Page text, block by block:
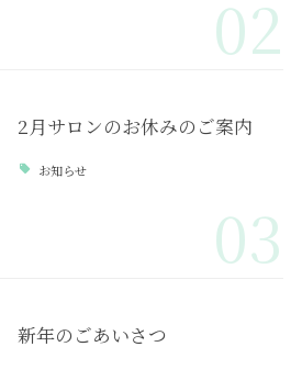
02
2月サロンのお休みのご案内
お知らせ
03
新年のごあいさつ